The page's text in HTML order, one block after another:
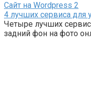
Сайт на Wordpress 2
4 лучших сервиса для
Четыре лучших
задний фон на фото